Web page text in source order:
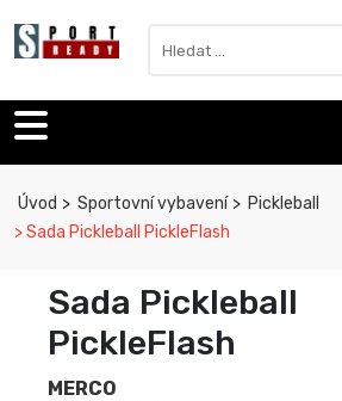
Sport Ready
Úvod Sportovní vybavení
Pickleball
Sada Pickleball PickleFlash
Sada Pickleball
PickleFlash
MERCO